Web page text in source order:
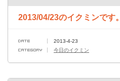
2013/04/23のイクミンです。
2013-4-23
今日のイクミン